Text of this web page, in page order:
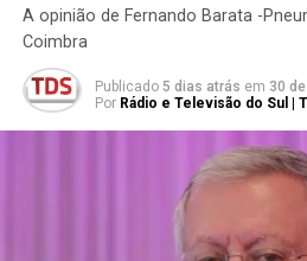
A opinião de Fernando Barata -
Coimbra
Publicado 5 dias atrás em 30
Por Rádio e Televisão do Sul |